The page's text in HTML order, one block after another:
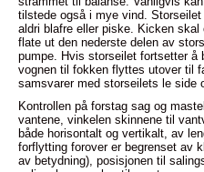
tilstede også i mye vind.
aldri blafre eller piske. Kicken
flate ut den nederste delen av
pumpe. Hvis storseilet fortsetter
vognen til fokken flyttes utover til
samsvarer med storseilets le side
Kontrollen på forstag sag og
vantene, vinkelen skinnene til
både horisontalt og vertikalt, av
forflytting forover er begrenset av
av betydning), posisjonen til